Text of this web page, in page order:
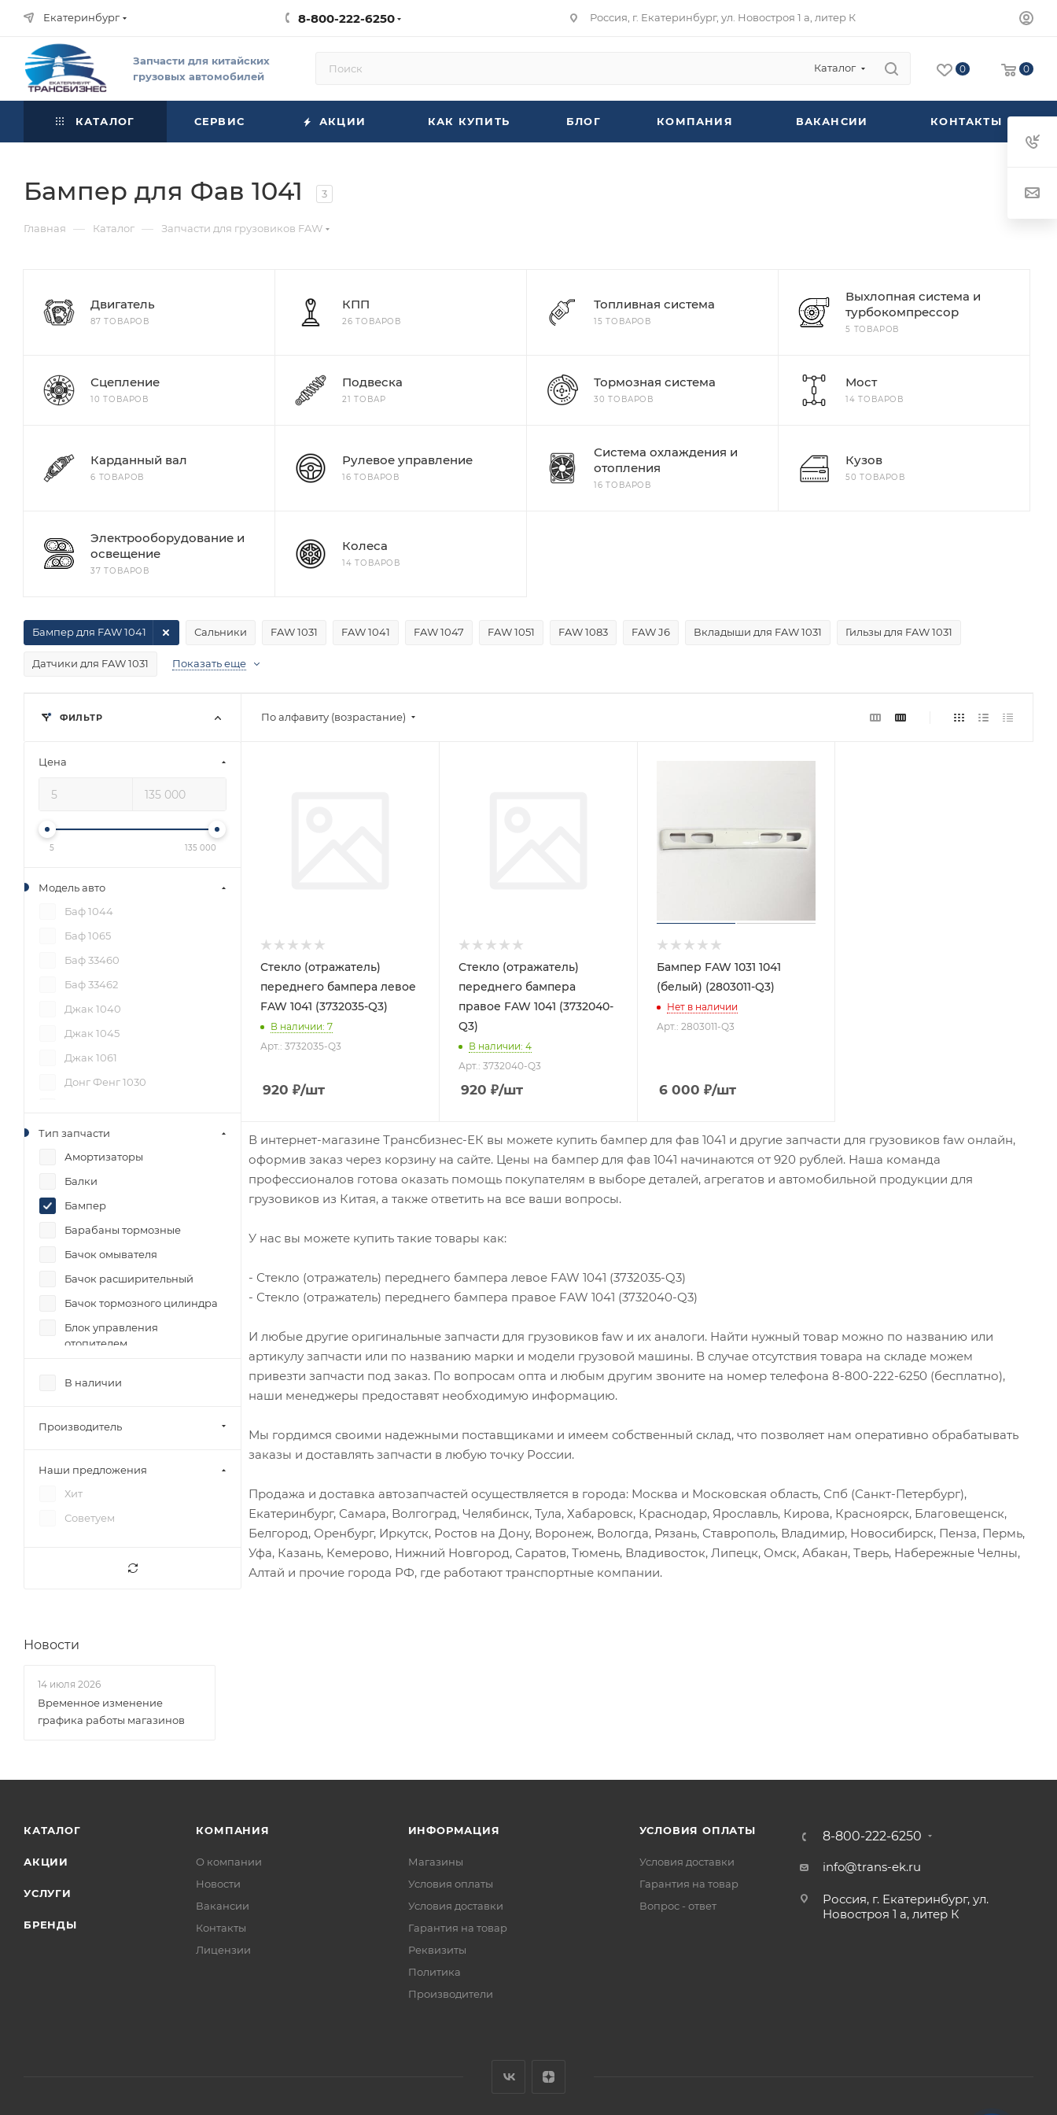
Екатеринбург 8-800-222-6250 Россия, г. Екатеринбург, ул. Новостроя 1 а, литер К
Запчасти для китайских
грузовых автомобилей
Каталог 0 0
КАТАЛОГ СЕРВИС АКЦИИ КАК КУПИТЬ БЛОГ КОМПАНИЯ ВАКАНСИИ КОНТАКТЫ
Бампер для Фав 1041 3
Главная — Каталог — Запчасти для грузовиков FAW
Двигатель
87 ТОВАРОВ
КПП
26 ТОВАРОВ
Топливная система
15 ТОВАРОВ
Выхлопная система и
турбокомпрессор
5 ТОВАРОВ
Сцепление
10 ТОВАРОВ
Подвеска
21 ТОВАР
Тормозная система
30 ТОВАРОВ
Мост
14 ТОВАРОВ
Карданный вал
6 ТОВАРОВ
Рулевое управление
16 ТОВАРОВ
Система охлаждения и
отопления
16 ТОВАРОВ
Кузов
50 ТОВАРОВ
Электрооборудование и
освещение
37 ТОВАРОВ
Колеса
14 ТОВАРОВ
Сальники FAW 1031 FAW 1041 FAW 1047 FAW 1051 FAW 1083 FAW J6 Вкладыши для FAW 1031 Гильзы для FAW 1031
Датчики для FAW 1031
Бампер для FAW 1041
Показать еще
По алфавиту (возрастание)
Стекло (отражатель)
переднего бампера левое
FAW 1041 (3732035-Q3)
В наличии: 7
Арт.: 3732035-Q3
920 ₽/шт
Стекло (отражатель)
переднего бампера
правое FAW 1041 (3732040-
Q3)
В наличии: 4
Арт.: 3732040-Q3
920 ₽/шт
Бампер FAW 1031 1041
(белый) (2803011-Q3)
Нет в наличии
Арт.: 2803011-Q3
6 000 ₽/шт
В интернет-магазине Трансбизнес-ЕК вы можете купить бампер для фав 1041 и другие запчасти для грузовиков faw онлайн,
оформив заказ через корзину на сайте. Цены на бампер для фав 1041 начинаются от 920 рублей. Наша команда
профессионалов готова оказать помощь покупателям в выборе деталей, агрегатов и автомобильной продукции для
грузовиков из Китая, а также ответить на все ваши вопросы.
У нас вы можете купить такие товары как:
- Стекло (отражатель) переднего бампера левое FAW 1041 (3732035-Q3)
- Стекло (отражатель) переднего бампера правое FAW 1041 (3732040-Q3)
И любые другие оригинальные запчасти для грузовиков faw и их аналоги. Найти нужный товар можно по названию или
артикулу запчасти или по названию марки и модели грузовой машины. В случае отсутствия товара на складе можем
привезти запчасти под заказ. По вопросам опта и любым другим звоните на номер телефона 8-800-222-6250 (бесплатно),
наши менеджеры предоставят необходимую информацию.
Мы гордимся своими надежными поставщиками и имеем собственный склад, что позволяет нам оперативно обрабатывать
заказы и доставлять запчасти в любую точку России.
Продажа и доставка автозапчастей осуществляется в города: Москва и Московская область, Спб (Санкт-Петербург),
Екатеринбург, Самара, Волгоград, Челябинск, Тула, Хабаровск, Краснодар, Ярославль, Кирова, Красноярск, Благовещенск,
Белгород, Оренбург, Иркутск, Ростов на Дону, Воронеж, Вологда, Рязань, Ставрополь, Владимир, Новосибирск, Пенза, Пермь,
Уфа, Казань, Кемерово, Нижний Новгород, Саратов, Тюмень, Владивосток, Липецк, Омск, Абакан, Тверь, Набережные Челны,
Алтай и прочие города РФ, где работают транспортные компании.
ФИЛЬТР
Цена
5 135 000
Модель авто
Баф 1044
Баф 1065
Баф 33460
Баф 33462
Джак 1040
Джак 1045
Джак 1061
Донг Фенг 1030
Фав 1031
Фав 1041
Фав 1047
Фав 1051
Фав 1061
Фав 1083
Фав 3252
Фав 3312
Фав J6
Фотон 1051
Фотон 1069
Фотон 1089
Юджин 1020
Юджин 1080
Тип запчасти
Амортизаторы
Балки
Бампер
Барабаны тормозные
Бачок омывателя
Бачок расширительный
Бачок тормозного цилиндра
Блок управления
отопителем
Вал рулевой
Венец маховика
Винт регулировочный
Выключатели
Гайки, шпильки
Гильзы
Зеркала
Клапаны
Козырек солнцезащитный
В наличии
Производитель
Наши предложения
Хит
Советуем
Новости
14 июля 2026
Временное изменение
графика работы магазинов
КАТАЛОГ
АКЦИИ
УСЛУГИ
БРЕНДЫ
КОМПАНИЯ
О компании
Новости
Вакансии
Контакты
Лицензии
ИНФОРМАЦИЯ
Магазины
Условия оплаты
Условия доставки
Гарантия на товар
Реквизиты
Политика
Производители
УСЛОВИЯ ОПЛАТЫ
Условия доставки
Гарантия на товар
Вопрос - ответ
8-800-222-6250
info@trans-ek.ru
Россия, г. Екатеринбург, ул.
Новостроя 1 а, литер К